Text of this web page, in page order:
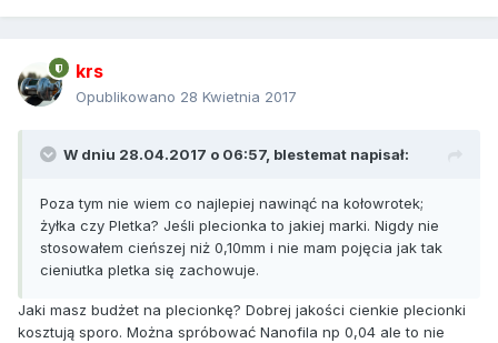
krs
Opublikowano 28 Kwietnia 2017
W dniu 28.04.2017 o 06:57, blestemat napisał:
Poza tym nie wiem co najlepiej nawinąć na kołowrotek;
żyłka czy Pletka? Jeśli plecionka to jakiej marki. Nigdy nie
stosowałem cieńszej niż 0,10mm i nie mam pojęcia jak tak
cieniutka pletka się zachowuje.
Jaki masz budżet na plecionkę? Dobrej jakości cienkie plecionki
kosztują sporo. Można spróbować Nanofila np 0,04 ale to nie